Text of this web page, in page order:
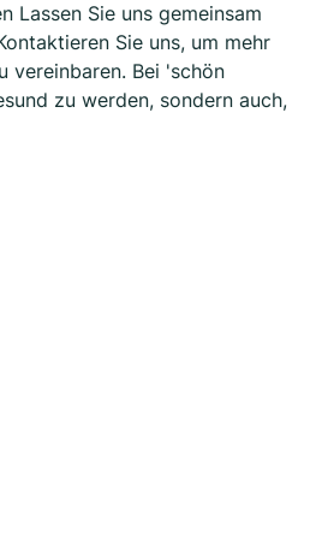
Lassen Sie uns gemeinsam
Sie uns, um mehr
vereinbaren. Bei 'schön
zu werden, sondern auch,